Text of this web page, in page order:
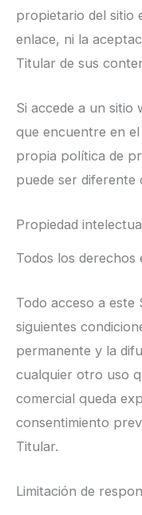
propietario del sitio
enlace, ni la
Titular de sus
Si accede a un sitio
que encuentre en
propia política de
puede ser diferente
Propiedad
Todos los derechos
Todo acceso a este
siguientes
permanente y la
cualquier otro uso
comercial queda
consentimiento
Titular.
Limitación de